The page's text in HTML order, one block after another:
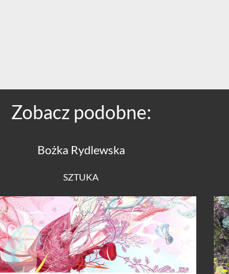
Zobacz podobne:
Bożka Rydlewska
SZTUKA